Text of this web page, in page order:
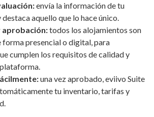
envía la información de tu
aquello que lo hace único.
aprobación:todos los alojamientos son
forma presencial o digital, para
cumplen los requisitos de calidad y
una vez aprobado, eviivo Suite
tu inventario, tarifas y